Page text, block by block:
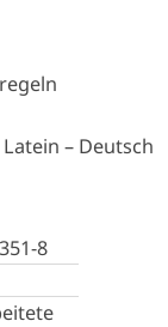
– Deutsch
8